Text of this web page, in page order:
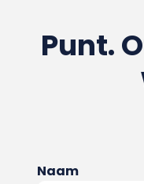
Punt.
Naam